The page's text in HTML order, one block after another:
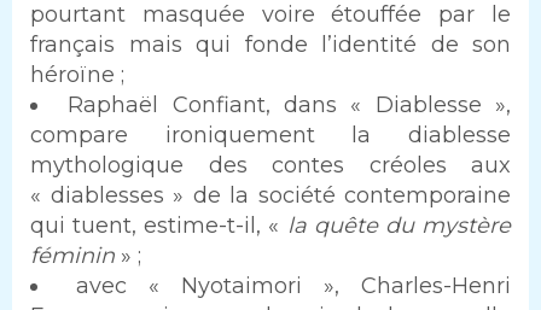
pourtant masquée voire étouffée par le
français mais qui fonde l’identité de son
héroïne ;
Raphaël Confiant, dans « Diablesse »,
compare ironiquement la diablesse
mythologique des contes créoles aux
« diablesses » de la société contemporaine
qui tuent, estime-t-il, « la quête du mystère
féminin » ;
avec « Nyotaimori », Charles-Henri